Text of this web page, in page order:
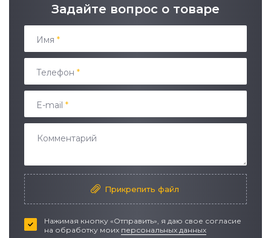
Задайте вопрос о товаре
Имя *
Телефон *
E-mail *
Прикрепить файл
Нажимая кнопку «Отправить», я даю свое согласие
на обработку моих персональных данных